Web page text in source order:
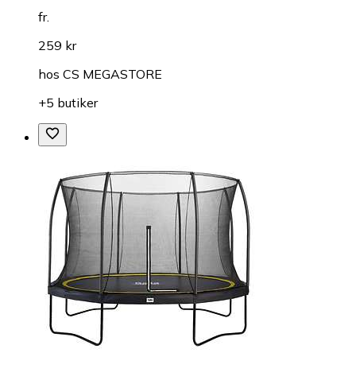
fr.
259 kr
hos CS MEGASTORE
+5 butiker